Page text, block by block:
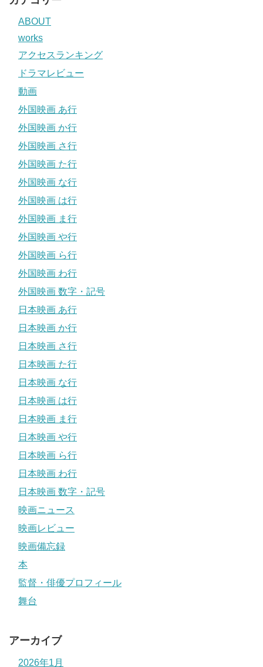
ABOUT
works
アクセスランキング
ドラマレビュー
動画
外国映画 あ行
外国映画 か行
外国映画 さ行
外国映画 た行
外国映画 な行
外国映画 は行
外国映画 ま行
外国映画 や行
外国映画 ら行
外国映画 わ行
外国映画 数字・記号
日本映画 あ行
日本映画 か行
日本映画 さ行
日本映画 た行
日本映画 な行
日本映画 は行
日本映画 ま行
日本映画 や行
日本映画 ら行
日本映画 わ行
日本映画 数字・記号
映画ニュース
映画レビュー
映画備忘録
本
監督・俳優プロフィール
舞台
アーカイブ
2026年1月